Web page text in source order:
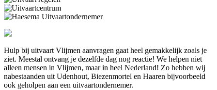
Hulp bij uitvaart Vlijmen aanvragen gaat heel gemakkelijk zoals je
ziet. Meestal ontvang je dezelfde dag nog reactie! We helpen niet
alleen mensen in Vlijmen, maar in heel Nederland! Zo hebben wij
nabestaanden uit Udenhout, Biezenmortel en Haaren bijvoorbeeld
ook geholpen aan een uitvaartondernemer.